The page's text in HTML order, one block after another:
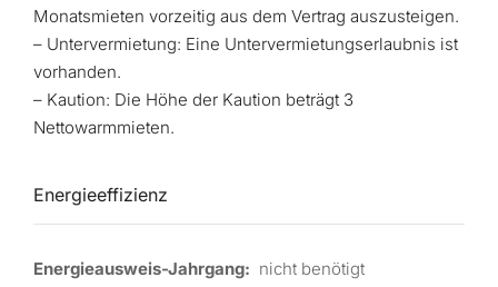
Monatsmieten vorzeitig aus dem Vertrag auszusteigen.
– Untervermietung: Eine Untervermietungserlaubnis ist
vorhanden.
– Kaution: Die Höhe der Kaution beträgt 3
Nettowarmmieten.
Energieeffizienz
Energieausweis-Jahrgang: nicht benötigt